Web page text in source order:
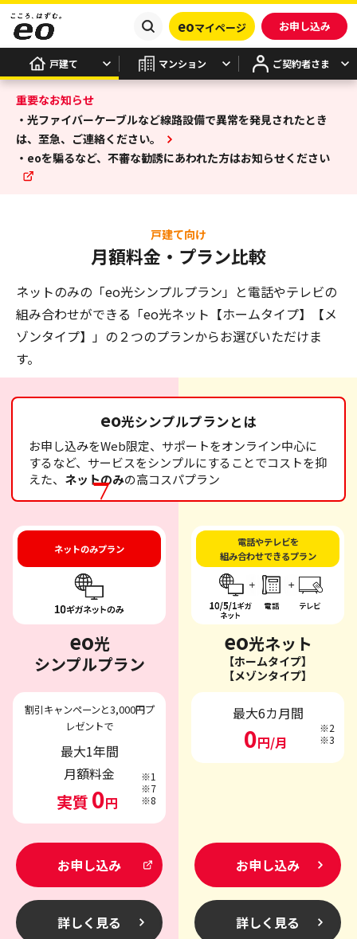
eoマイページ お申し込み
戸建て マンション ご契約者さま
重要なお知らせ
・光ファイバーケーブルなど線路設備で異常を発見されたとき
は、至急、ご連絡ください。
・eoを騙るなど、不審な勧誘にあわれた方はお知らせください
戸建て向け
月額料金・プラン比較
ネットのみの「eo光シンプルプラン」と電話やテレビの
組み合わせができる 「eo光ネット【ホームタイプ】【メ
ゾンタイプ】」の２つのプランからお選びいただけま
す。
eo光シンプルプランとは
お申し込みをWeb限定、サポートをオンライン中心に
するなど、サービスをシンプルにすることでコストを抑
えた、 ネットのみの高コスパプラン
ネットのみプラン
電話やテレビを
組み合わせできるプラン
eo光
シンプルプラン
eo光ネット
【ホームタイプ】
【メゾンタイプ】
割引キャンペーンと3,000円プ
レゼントで
最大1年間
月額料金
実質 0円
※1
※7
※8
最大6カ月間
0円/月
※2
※3
お申し込み
詳しく見る
お申し込み
詳しく見る